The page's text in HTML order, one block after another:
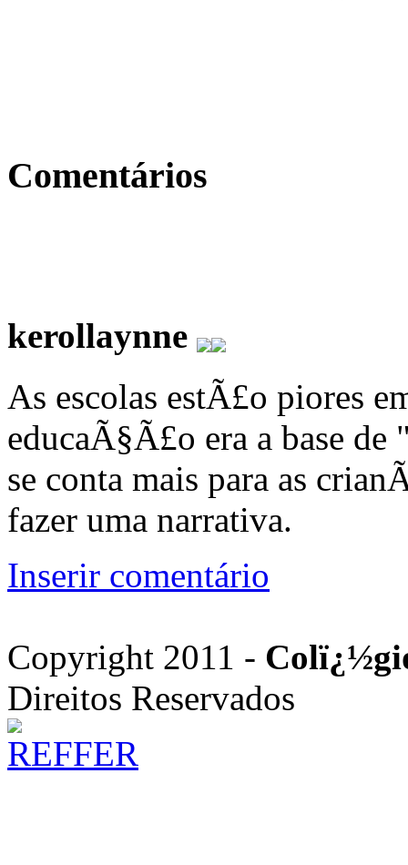
Comentários
kerollaynne
As escolas estÃ£o piores
educaÃ§Ã£o era a base
se conta mais para as
fazer uma narrativa.
Inserir comentário
Copyright 2011 -
Direitos Reservados